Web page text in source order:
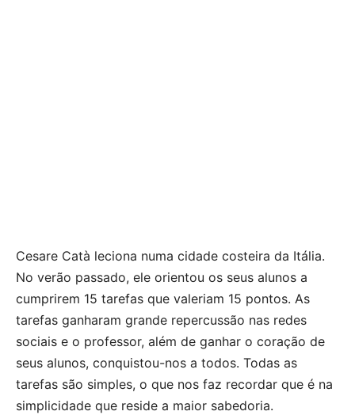
Cesare Catà leciona numa cidade costeira da Itália.
No verão passado, ele orientou os seus alunos a
cumprirem 15 tarefas que valeriam 15 pontos. As
tarefas ganharam grande repercussão nas redes
sociais e o professor, além de ganhar o coração de
seus alunos, conquistou-nos a todos. Todas as
tarefas são simples, o que nos faz recordar que é na
simplicidade que reside a maior sabedoria.